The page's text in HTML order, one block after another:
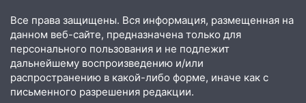
12:10 Ульяновский алиментщик накопил
120 тысяч долга
11:49 Снят режим «Ракетная
опасность» на территории Ульяновской
области
Все права защищены. Вся информация, размещенная на
данном веб-сайте, предназначена только для
персонального пользования и не подлежит
дальнейшему воспроизведению и/или
распространению в какой-либо форме, иначе как с
письменного разрешения редакции.